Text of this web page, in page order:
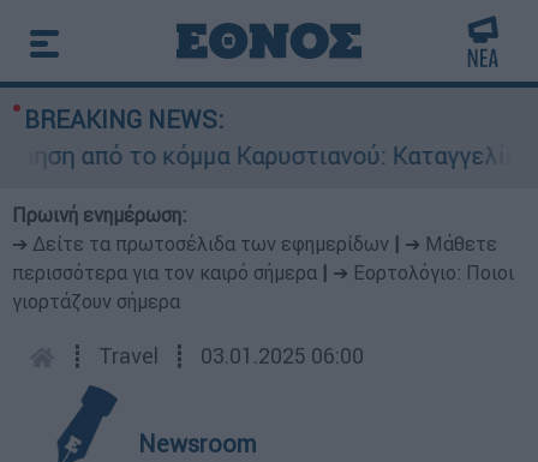
BREAKING NEWS:
από το κόμμα Καρυστιανού: Καταγγελίες
Πρωινή ενημέρωση:
➔ Δείτε τα πρωτοσέλιδα των εφημερίδων
➔ Μάθετε
περισσότερα για τον καιρό σήμερα
➔ Εορτολόγιο: Ποιοι
γιορτάζουν σήμερα
┋ Travel ┋ 03.01.2025 06:00
Newsroom